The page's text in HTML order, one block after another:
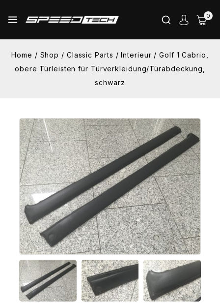
0
Home / Shop / Classic Parts / Interieur / Golf 1 Cabrio,
obere Türleisten für Türverkleidung/Türabdeckung,
schwarz